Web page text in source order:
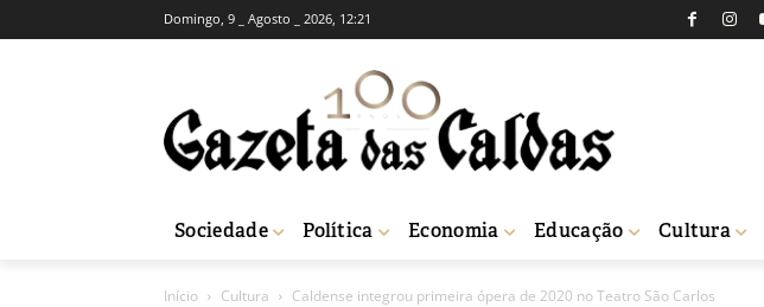
Domingo, 9 _ Agosto _ 2026, 12:21
Sociedade Política Economia Educação Cultura
Início Cultura Caldense integrou primeira ópera de 2020 no Teatro São Carlos